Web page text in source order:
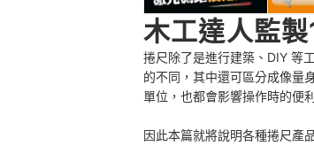
木工達人監
捲尺除了是進行建築、DIY 等
的不同，其中還可區分成像量
單位，也都會影響操作時的便
因此本篇就將說明各種捲尺產